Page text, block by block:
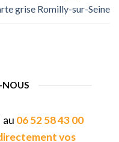
grise Romilly-sur-Seine
au 06 52 58 43 00
vos